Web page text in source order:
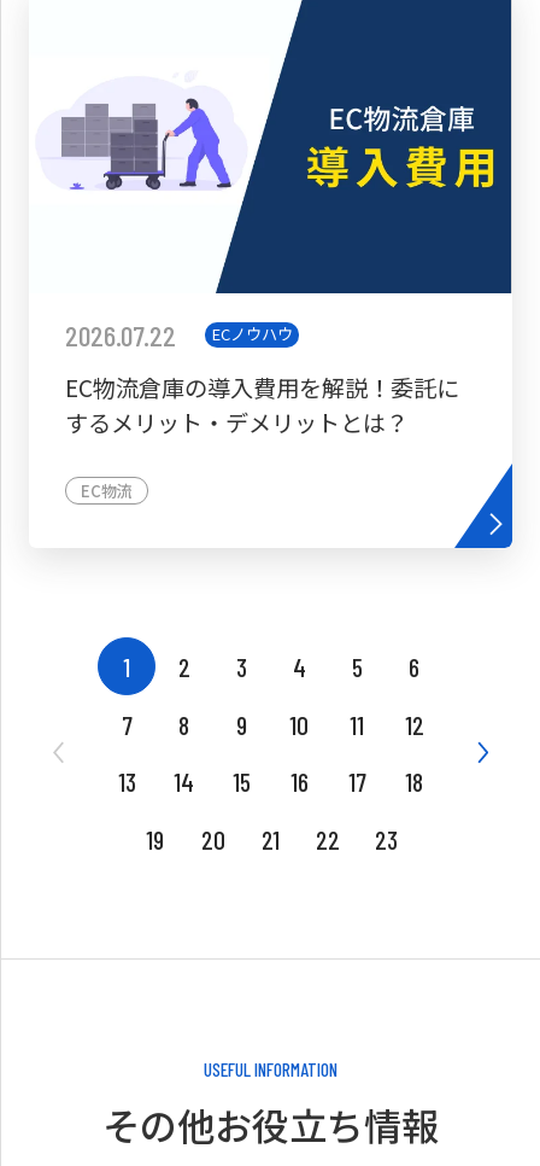
2026.07.22 ECノウハウ
EC物流倉庫の導入費用を解説！委託に
するメリット・デメリットとは？
EC物流
1 2 3 4 5
6
7
8 9 10 11
12
13
14 15 16 17
18
19
20 21 22 23
USEFUL INFORMATION
その他お役立ち情報